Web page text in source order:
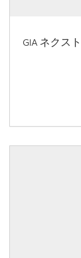
GIA ネクス